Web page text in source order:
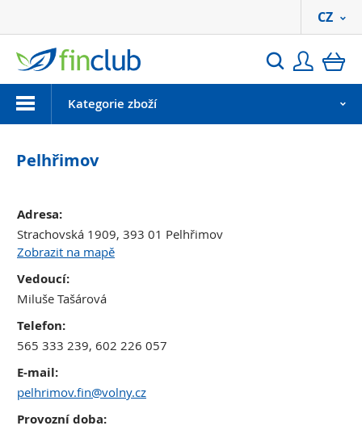
Hledat
CZ
MenuKategorie zboží
Pelhřimov
Adresa:
Strachovská 1909, 393 01 Pelhřimov
Zobrazit na mapě
Vedoucí:
Miluše Tašárová
Telefon:
565 333 239, 602 226 057
E-mail:
pelhrimov.fin@volny.cz
Provozní doba: